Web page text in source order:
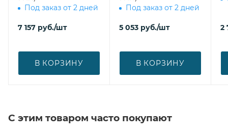
Под заказ от 2 дней
7 157 руб./шт
В КОРЗИНУ
Под заказ от 2 дней
5 053 руб./шт
В КОРЗИНУ
2
С этим товаром часто покупают